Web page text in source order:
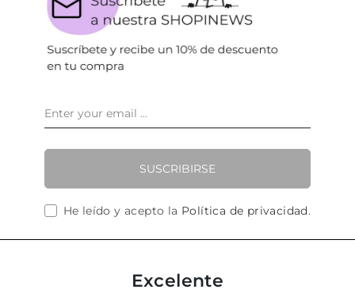
SUSCRIBIRSE
He leído y acepto la Política de privacidad.
Excelente